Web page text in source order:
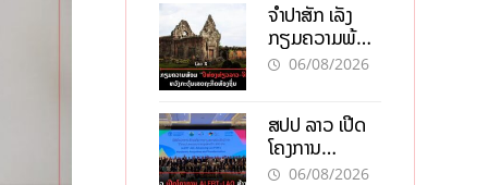
ເຕີບໂຕ
ຈຳປາສັກ ເລັ່ງ
ກຽມຄວາມພ້ອມ
“ປີທ່ອງທ່ຽວ
ເສດຖະກິດ
ທ້ອງຖິ່ນ
06/08/2026
ສປປ ລາວ ເປີດ
ໂຄງການ
ALERT-LAO
06/08/2026